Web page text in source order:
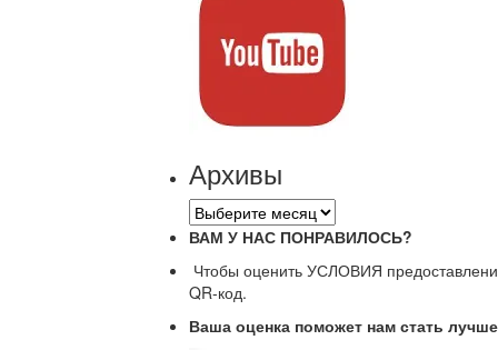
Архивы
Архивы
ВАМ У НАС ПОНРАВИЛОСЬ?
Чтобы оценить УСЛОВИЯ
QR-код.
Ваша оценка поможет нам стать